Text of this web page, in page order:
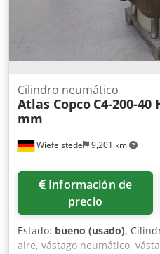
Wiefelstede 9,201 km
Cilindro neumático
Atlas Copco C4-200-40
mm
Información de
precio
Estado: bueno (usado),
aire, vástago neumático,